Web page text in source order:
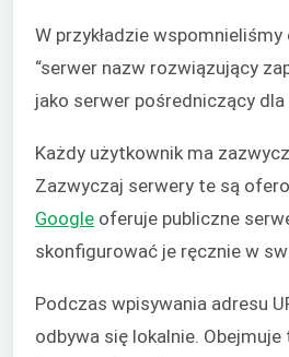
W przykładzie
“serwer nazw rozwiązujący
jako serwer pośredniczący
Każdy użytkownik ma
Zazwyczaj serwery te są
Google oferuje publiczne
skonfigurować je ręcznie w
Podczas wpisywania adresu
odbywa się lokalnie.